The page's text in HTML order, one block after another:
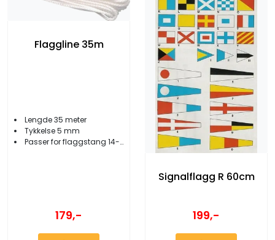
Flaggline 35m
Lengde 35 meter
Tykkelse 5 mm
Passer for flaggstang 14-18 meter
179,-
Signalflagg R 60cm
199,-